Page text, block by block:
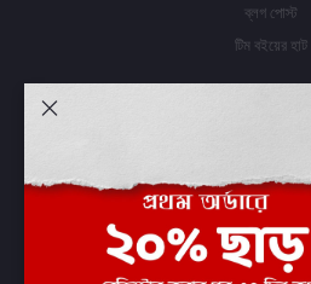
ব্লগ পোস্ট
টিম বইয়ের হাট
প্রবেশ করুন
অর্ডার ইতিহাস
আমার ইচ্ছাগুলি
অর্ডার ট্র্যাকিং